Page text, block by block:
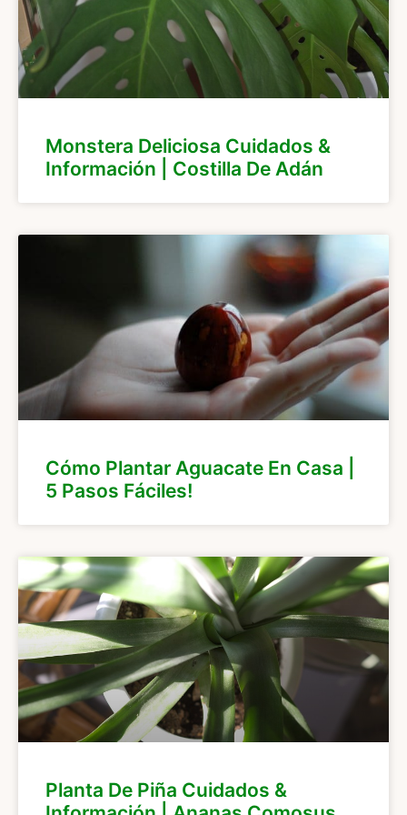
Monstera Deliciosa Cuidados &
Información | Costilla De Adán
Cómo Plantar Aguacate En Casa |
5 Pasos Fáciles!
Planta De Piña Cuidados &